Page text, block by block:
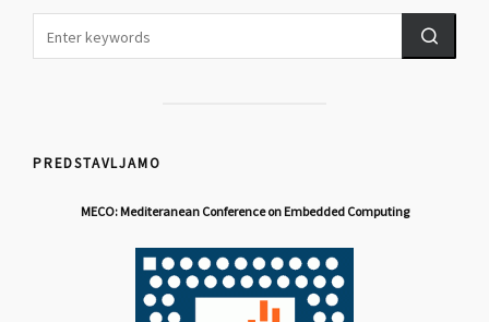
PREDSTAVLJAMO
MECO: Mediteranean Conference on Embedded Computing